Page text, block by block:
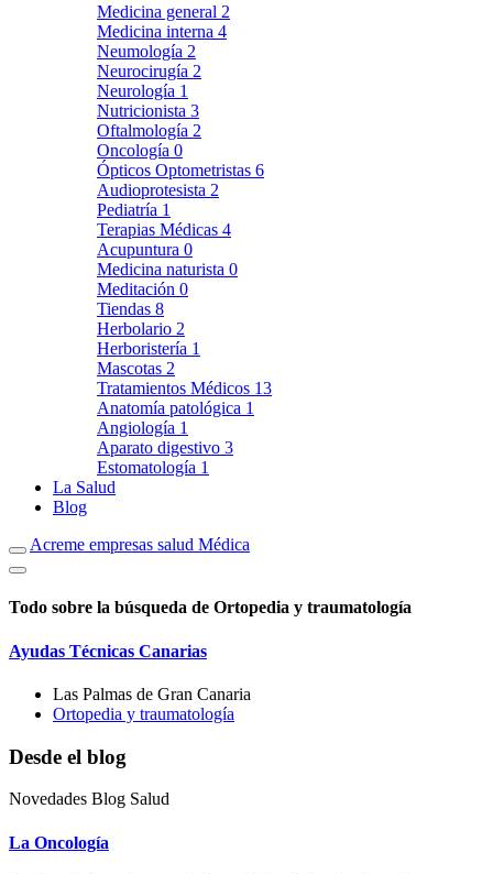
Medicina general 2
Medicina interna 4
Neumología 2
Neurocirugía 2
Neurología 1
Nutricionista 3
Oftalmología 2
Oncología 0
Ópticos Optometristas 6
Audioprotesista 2
Pediatría 1
Terapias Médicas 4
Acupuntura 0
Medicina naturista 0
Meditación 0
Tiendas 8
Herbolario 2
Herboristería 1
Mascotas 2
Tratamientos Médicos 13
Anatomía patológica 1
Angiología 1
Aparato digestivo 3
Estomatología 1
La Salud
Blog
Acreme empresas salud Médica
Todo sobre la búsqueda de Ortopedia y traumatología
Ayudas Técnicas Canarias
Las Palmas de Gran Canaria
Ortopedia y traumatología
Desde el blog
Novedades Blog Salud
La Oncología